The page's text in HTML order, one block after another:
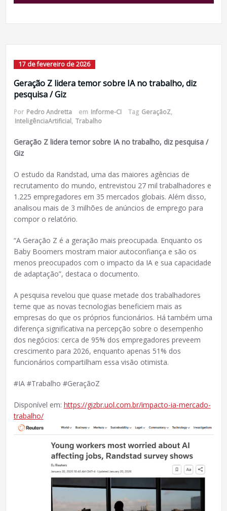
17 de fevereiro de 2026
Geração Z lidera temor sobre IA no trabalho, diz
pesquisa / Giz
Por Pedro Andretta em Informe-CI Tag GeraçãoZ,
InteligênciaArtificial, Trabalho
Geração Z lidera temor sobre IA no trabalho, diz pesquisa /
Giz
O estudo da Randstad, uma das maiores agências de
recrutamento do mundo, entrevistou 27 mil trabalhadores e
1.225 empregadores em 35 mercados globais. Além disso,
analisou mais de 3 milhões de anúncios de emprego para
compor o relatório.
“A Geração Z é a geração mais preocupada. Enquanto os
Baby Boomers mostram maior autoconfiança e são os
menos preocupados com o impacto da IA e sua capacidade
de adaptação”, destaca o documento.
A pesquisa revelou que quase metade dos trabalhadores
teme que as novas tecnologias beneficiem mais as
empresas do que os próprios funcionários. Há também uma
diferença significativa na percepção sobre o desempenho
dos negócios: cerca de 95% dos empregadores preveem
crescimento para 2026, enquanto apenas 51% dos
funcionários compartilham essa visão otimista.
#IA #Trabalho #GeraçãoZ
Disponível em: https://gizbr.uol.com.br/impacto-ia-mercado-
trabalho/